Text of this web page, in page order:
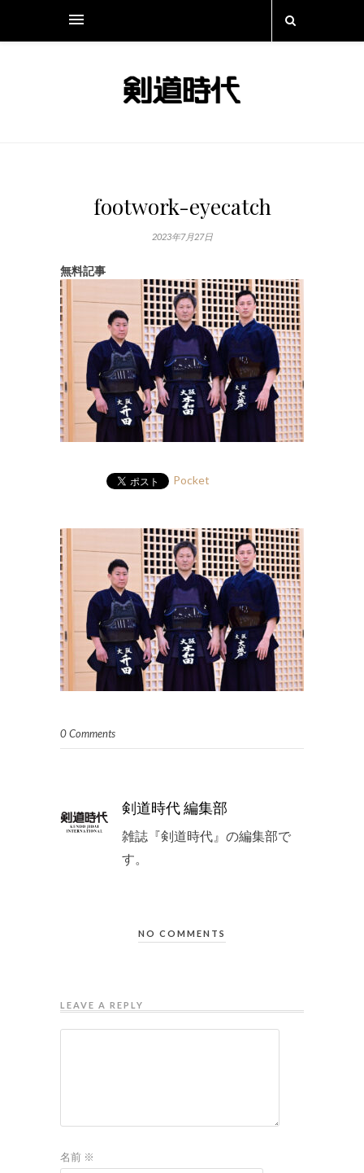
footwork-eyecatch
2023年7月27日
無料記事
Pocket
0 Comments
剣道時代 編集部
雑誌『剣道時代』の編集部で
す。
NO COMMENTS
LEAVE A REPLY
名前 ※